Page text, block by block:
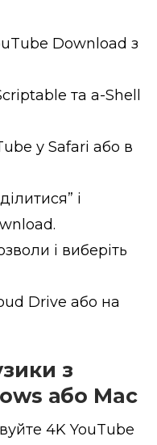
Download з
та a-Shell
у Safari або в
і
і виберіть
Drive або на
з
або Mac
4K YouTube